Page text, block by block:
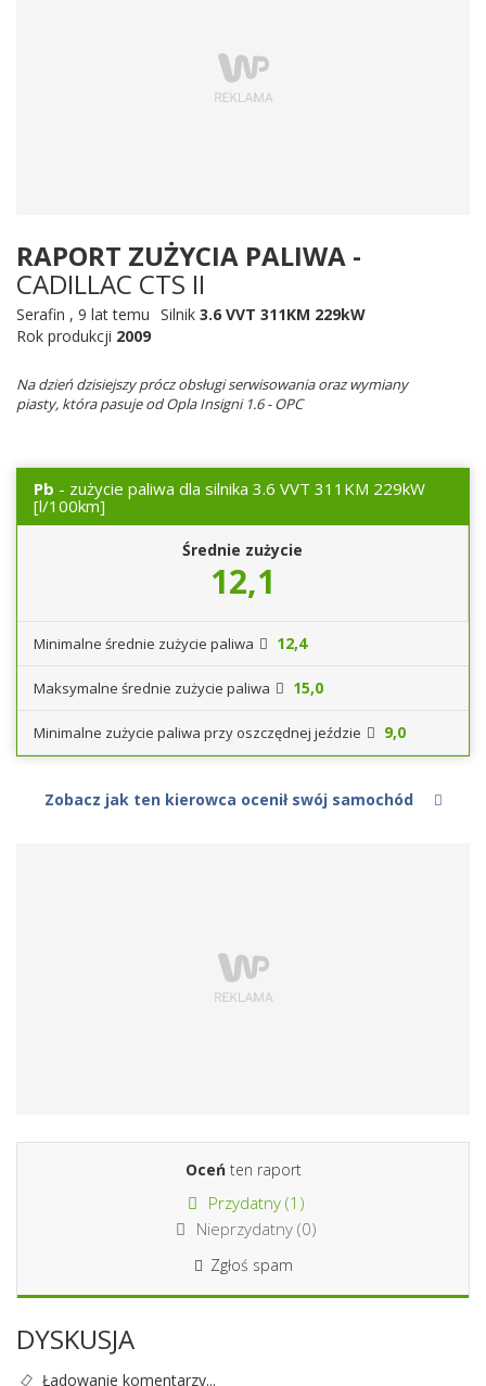
RAPORT ZUŻYCIA PALIWA -
CADILLAC CTS II
Serafin , 9 lat temu Silnik 3.6 VVT 311KM 229kW
Rok produkcji 2009
Na dzień dzisiejszy prócz obsługi serwisowania oraz wymiany
piasty, która pasuje od Opla Insigni 1.6 - OPC
Pb - zużycie paliwa dla silnika 3.6 VVT 311KM 229kW
[l/100km]
Średnie zużycie
12,1
Minimalne średnie zużycie paliwa 12,4
Maksymalne średnie zużycie paliwa 15,0
Minimalne zużycie paliwa przy oszczędnej jeździe 9,0
Zobacz jak ten kierowca ocenił swój samochód
Oceńten raport
Przydatny (1 )
Nieprzydatny (0)
Zgłoś spam
DYSKUSJA
Ładowanie komentarzy...